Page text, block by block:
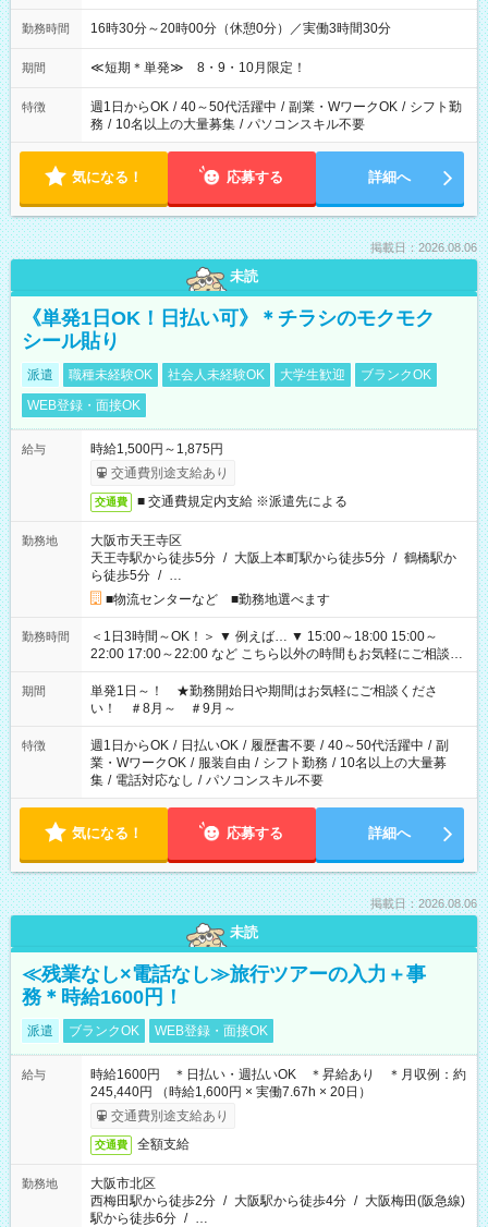
勤務時間 16時30分～20時00分（休憩0分）／実働3時間30分
期間 ≪短期＊単発≫ 8・9・10月限定！
特徴 週1日からOK / 40～50代活躍中 / 副業・WワークOK / シフト勤
務 / 10名以上の大量募集 / パソコンスキル不要
気になる！ 応募する 詳細へ
掲載日：2026.08.06
未読
《単発1日OK！日払い可》＊チラシのモクモク
シール貼り
派遣 職種未経験OK 社会人未経験OK 大学生歓迎
ブランクOK
WEB登録・面接OK
給与
時給1,500円～1,875円
交通費別途支給あり
交通費 ■ 交通費規定内支給 ※派遣先による
勤務地
大阪市天王寺区
天王寺駅から徒歩5分 / 大阪上本町駅から徒歩5分 / 鶴橋駅か
ら徒歩5分 / …
■物流センターなど ■勤務地選べます
勤務時間
＜1日3時間～OK！＞ ▼ 例えば… ▼ 15:00～18:00 15:00～
22:00 17:00～22:00 など こちら以外の時間もお気軽にご相談く
ださい！
期間
単発1日～！ ★勤務開始日や期間はお気軽にご相談くださ
い！ ＃8月～ ＃9月～
特徴 週1日からOK / 日払いOK / 履歴書不要 / 40～50代活躍中 / 副
業・WワークOK / 服装自由 / シフト勤務 / 10名以上の大量募
集 / 電話対応なし / パソコンスキル不要
気になる！ 応募する 詳細へ
掲載日：2026.08.06
未読
≪残業なし×電話なし≫旅行ツアーの入力＋事
務＊時給1600円！
派遣 ブランクOK WEB登録・面接OK
給与
時給1600円 ＊日払い・週払いOK ＊昇給あり ＊月収例：約
245,440円 （時給1,600円 × 実働7.67h × 20日）
交通費別途支給あり
交通費 全額支給
勤務地
大阪市北区
西梅田駅から徒歩2分 / 大阪駅から徒歩4分 / 大阪梅田(阪急線)
駅から徒歩6分 / …